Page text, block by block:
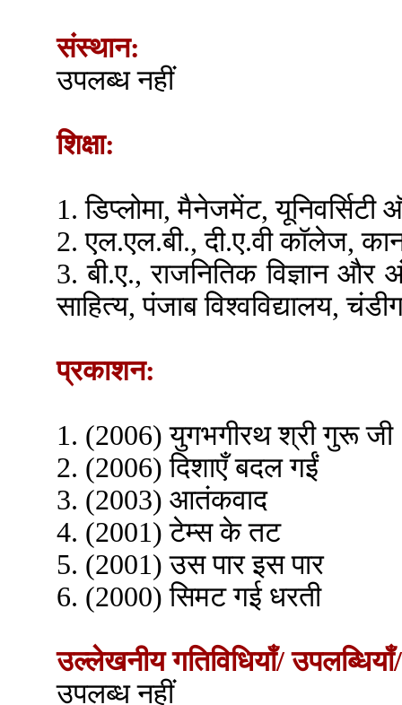
संस्थान:
उपलब्ध नहीं
शिक्षा:
1. डिप्लोमा, मैनेजमेंट,
2. एल.एल.बी., दी.ए.वी कॉलेज,
3. बी.ए., राजनितिक विज्ञान
साहित्य, पंजाब विश्वविद्यालय,
प्रकाशन:
1. (2006) युगभगीरथ श्री गुरू जी
2. (2006) दिशाएँ बदल गईं
3. (2003) आतंकवाद
4. (2001) टेम्स के तट
5. (2001) उस पार इस पार
6. (2000) सिमट गई धरती
उल्लेखनीय गतिविधियाँ/ उपलब्धियाँ/
उपलब्ध नहीं